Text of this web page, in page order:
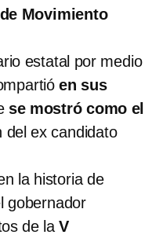
Movimiento
estatal por medio
en sus
se mostró como el
ex candidato
la historia de
gobernador
de laV